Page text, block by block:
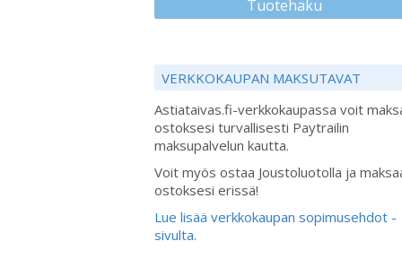
Tuotehaku
VERKKOKAUPAN MAKSUTAVAT
Astiataivas.fi-verkkokaupassa voit
ostoksesi turvallisesti Paytrailin
maksupalvelun kautta.
Voit myös ostaa Joustoluotolla ja
ostoksesi erissä!
Lue lisää verkkokaupan sopimusehdot -
sivulta.